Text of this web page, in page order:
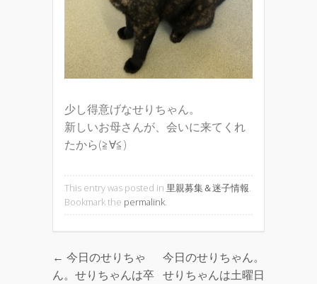
少し得意げなせりちゃん。
新しいお母さんが、会いに来てくれ
たから(≧∀≦)
This entry was posted in 里親募集＆迷子情報.
Bookmark the permalink.
Post navigation
← 今日のせりちゃ
ん。せりちゃんは卒
今日のせりちゃん。
せりちゃんは土曜日